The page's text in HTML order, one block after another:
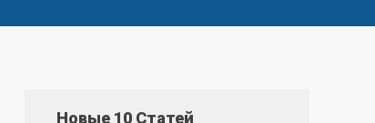
Новые 10 Статей